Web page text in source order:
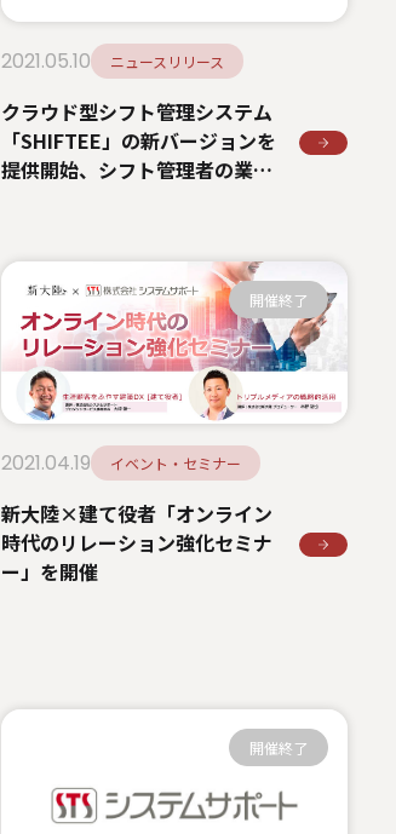
2021.05.10 ニュースリリース
クラウド型シフト管理システム
「SHIFTEE」の新バージョンを
提供開始、シフト管理者の業務
2021.04.19 イベント・セミナー
新大陸×建て役者「オンライン
時代のリレーション強化セミナ
ー」を開催
開催終了
開催終了